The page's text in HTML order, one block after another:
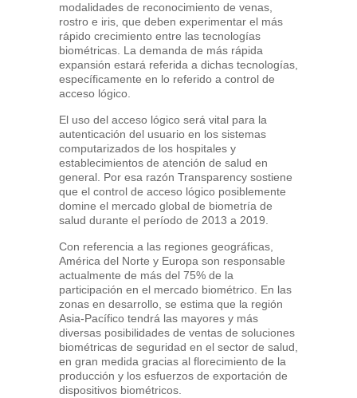
modalidades de reconocimiento de venas,
rostro e iris, que deben experimentar el más
rápido crecimiento entre las tecnologías
biométricas. La demanda de más rápida
expansión estará referida a dichas tecnologías,
específicamente en lo referido a control de
acceso lógico.
El uso del acceso lógico será vital para la
autenticación del usuario en los sistemas
computarizados de los hospitales y
establecimientos de atención de salud en
general. Por esa razón Transparency sostiene
que el control de acceso lógico posiblemente
domine el mercado global de biometría de
salud durante el período de 2013 a 2019.
Con referencia a las regiones geográficas,
América del Norte y Europa son responsable
actualmente de más del 75% de la
participación en el mercado biométrico. En las
zonas en desarrollo, se estima que la región
Asia-Pacífico tendrá las mayores y más
diversas posibilidades de ventas de soluciones
biométricas de seguridad en el sector de salud,
en gran medida gracias al florecimiento de la
producción y los esfuerzos de exportación de
dispositivos biométricos.